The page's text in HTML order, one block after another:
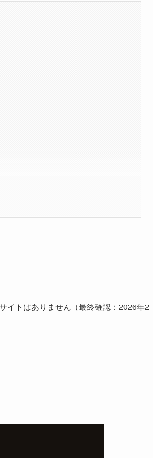
イトはありません（最終確認：2026年2